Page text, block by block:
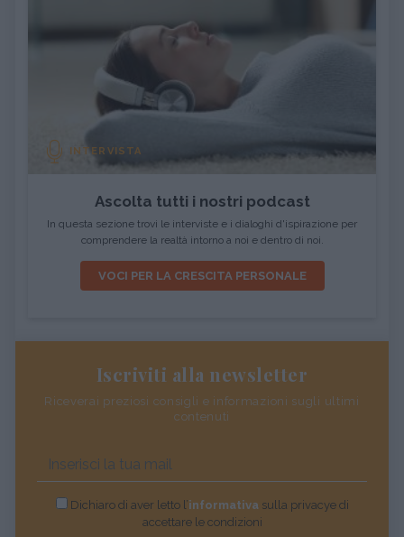
INTERVISTA
Ascolta tutti i nostri podcast
In questa sezione trovi le interviste e i dialoghi d'ispirazione per
comprendere la realtà intorno a noi e dentro di noi.
VOCI PER LA CRESCITA PERSONALE
Iscriviti alla newsletter
Riceverai preziosi consigli e informazioni sugli ultimi
contenuti
Dichiaro di aver letto l’informativa sulla privacye di
accettare le condizioni